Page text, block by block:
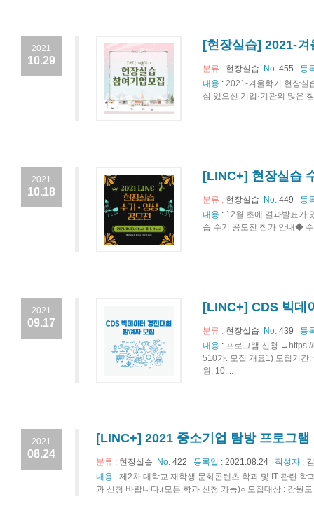
2021
10.29
[현장실습] 2021-
분류 : 현장실습 No. 455
등
내용 : 2021-겨울학기 현장실
심 있으신 기업·기관의 많은
2021
10.18
[LINC+] 현장실습
분류 : 현장실습 No. 449
등
내용 : 12월 초에 결과발표가
습 수기 공모전 참가 안내◆
2021
09.17
[LINC+] CDS 빅데
분류 : 현장실습 No. 439
등
내용 : 프로그램 신청
510가. 모집 개요1) 모집기간
원: 10....
2021
08.24
[LINC+] 2021 중소기업 탐방 프로그
분류 : 현장실습 No. 422 등록일 : 2021.08.24 작성자 :
내용 : 제2차 대학교 재학생 문화콘텐츠 학과 및 IT 관련
과 신청 바랍니다.(모든 학과 신청 가능)○ 모집대상 : 강원